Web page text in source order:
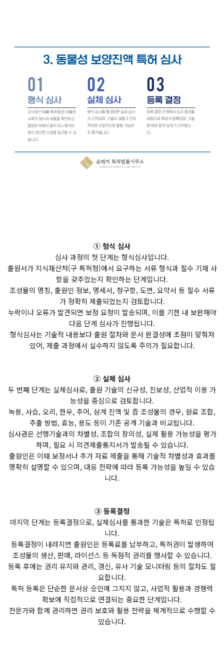
① 형식 심사
심사 과정의 첫 단계는 형식심사입니다.
출원서가 지식재산처(구 특허청)에서 요구하는 서류 형식과 필수 기재 사
항을 갖추었는지 확인하는 단계입니다.
조성물의 명칭, 출원인 정보, 명세서, 청구항, 도면, 요약서 등 필수 서류
가 정확히 제출되었는지 검토합니다.
누락이나 오류가 발견되면 보정 요청이 발송되며, 이를 기한 내 보완해야
다음 단계 심사가 진행됩니다.
형식심사는 기술적 내용보다 출원 절차와 문서 완결성에 초점이 맞춰져
있어, 제출 과정에서 실수하지 않도록 주의가 필요합니다.
② 실체 심사
두 번째 단계는 실체심사로, 출원 기술의 신규성, 진보성, 산업적 이용 가
능성을 중심으로 검토합니다.
녹용, 사슴, 오리, 한우, 추어, 삼계 진액 및 즙 조성물의 경우, 원료 조합,
추출 방법, 효능, 용도 등이 기존 공개 기술과 비교됩니다.
심사관은 선행기술과의 차별성, 조합의 창의성, 실제 활용 가능성을 평가
하며, 필요 시 의견제출통지서가 발송될 수 있습니다.
출원인은 이때 보정서나 추가 자료 제출을 통해 기술적 차별성과 효과를
명확히 설명할 수 있으며, 대응 전략에 따라 등록 가능성을 높일 수 있습
니다.
③ 등록결정
마지막 단계는 등록결정으로, 실체심사를 통과한 기술은 특허로 인정됩
니다.
등록결정이 내려지면 출원인은 등록료를 납부하고, 특허권이 발생하여
조성물의 생산, 판매, 라이선스 등 독점적 권리를 행사할 수 있습니다.
등록 후에는 권리 유지와 관리, 갱신, 유사 기술 모니터링 등의 절차도 필
요합니다.
특허 등록은 단순한 문서상 승인에 그치지 않고, 사업적 활용과 경쟁력
확보에 직접적으로 연결되는 중요한 단계입니다.
전문가와 함께 관리하면 권리 보호와 활용 전략을 체계적으로 수행할 수
있습니다.